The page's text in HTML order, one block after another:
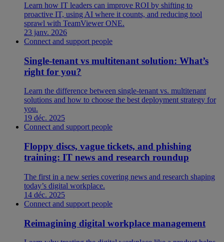
Learn how IT leaders can improve ROI by shifting to
proactive IT, using AI where it counts, and reducing tool
sprawl with TeamViewer ONE.
23 janv. 2026
Connect and support people
Single-tenant vs multitenant solution: What’s
right for you?
Learn the difference between single-tenant vs. multitenant
solutions and how to choose the best deployment strategy for
you.
19 déc. 2025
Connect and support people
Floppy discs, vague tickets, and phishing
training: IT news and research roundup
The first in a new series covering news and research shaping
today’s digital workplace.
14 déc. 2025
Connect and support people
Reimagining digital workplace management